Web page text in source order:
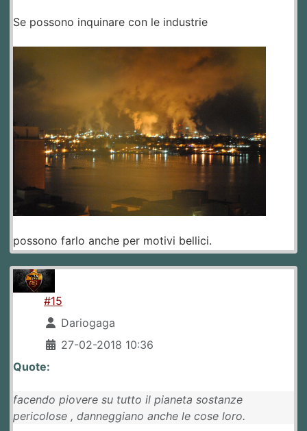
Se possono inquinare con le industrie
possono farlo anche per motivi bellici.
#15
Dariogaga
27-02-2018 10:36
Quote:
facendo piovere su tutto il pianeta sostanze
pericolose , danneggiano anche le cose loro.